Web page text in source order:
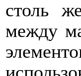
столь
между